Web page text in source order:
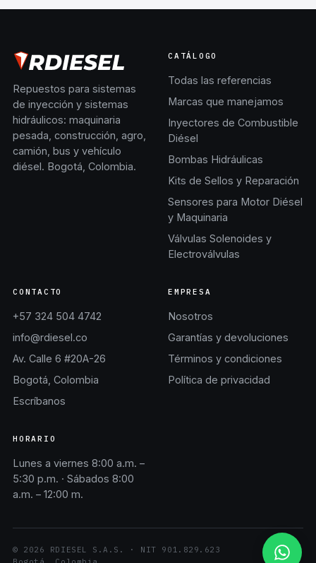
Repuestos para sistemas
de inyección y sistemas
hidráulicos: maquinaria
pesada, construcción, agro,
camión, bus y vehículo
diésel. Bogotá, Colombia.
CATÁLOGO
Todas las referencias
Marcas que manejamos
Inyectores de Combustible
Diésel
Bombas Hidráulicas
Kits de Sellos y Reparación
Sensores para Motor Diésel
y Maquinaria
Válvulas Solenoides y
Electroválvulas
CONTACTO
+57 324 504 4742
info@rdiesel.co
Av. Calle 6 #20A-26
Bogotá, Colombia
Escríbanos
EMPRESA
Nosotros
Garantías y devoluciones
Términos y condiciones
Política de privacidad
HORARIO
Lunes a viernes 8:00 a.m. –
5:30 p.m. · Sábados 8:00
a.m. – 12:00 m.
© 2026 RDIESEL S.A.S. · NIT 901.829.623